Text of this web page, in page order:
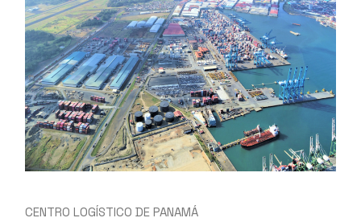
CENTRO LOGÍSTICO DE PANAMÁ